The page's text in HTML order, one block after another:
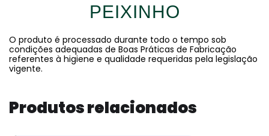
PEIXINHO
O produto é processado durante todo o tempo sob
condições adequadas de Boas Práticas de Fabricação
referentes à higiene e qualidade requeridas pela legislação
vigente.
Produtos relacionados